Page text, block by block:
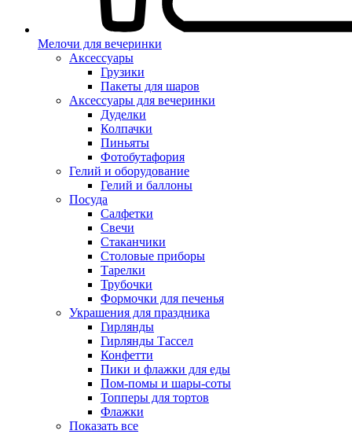
Мелочи для вечеринки
Аксессуары
Грузики
Пакеты для шаров
Аксессуары для вечеринки
Дуделки
Колпачки
Пиньяты
Фотобутафория
Гелий и оборудование
Гелий и баллоны
Посуда
Салфетки
Свечи
Стаканчики
Столовые приборы
Тарелки
Трубочки
Формочки для печенья
Украшения для праздника
Гирлянды
Гирлянды Тассел
Конфетти
Пики и флажки для еды
Пом-помы и шары-соты
Топперы для тортов
Флажки
Показать все